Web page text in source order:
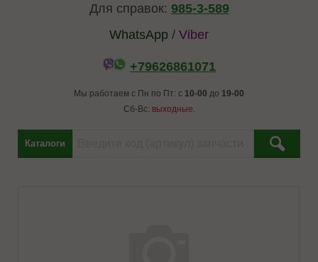
Для справок: 985-3-589
WhatsApp / Viber
+79626861071
Мы работаем с Пн по Пт: с 10-00 до 19-00
Сб-Вс: выходные.
Каталоги